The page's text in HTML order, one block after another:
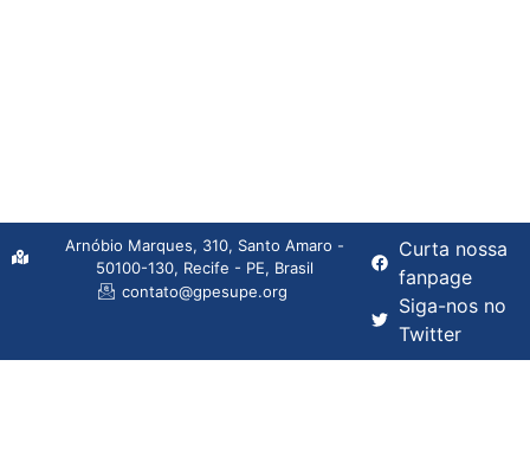
Arnóbio Marques, 310, Santo Amaro -
50100-130, Recife - PE, Brasil
contato@gpesupe.org
Curta nossa
fanpage
Siga-nos no
Twitter